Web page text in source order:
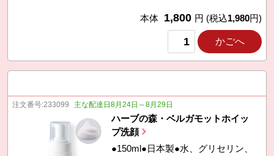
ラン、オレンジ果皮油、グレープフ
ルーツ果皮油、ニオイテンジクアオ
イ油、ユーカリ葉油、ローマカミツ
レ花油、ティーツリー葉油、ツボク
本体 1,800 円 (税込1,980円)
かごへ
注文番号:233099 主な配達日8月24日～8月29日
ハーブの森・ベルガモットホイッ
プ洗顔
●150ml●日本製●水、グリセリン、